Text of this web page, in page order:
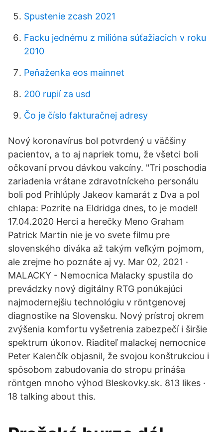
Spustenie zcash 2021
Facku jednému z milióna súťažiacich v roku
2010
Peňaženka eos mainnet
200 rupií za usd
Čo je číslo fakturačnej adresy
Nový koronavírus bol potvrdený u väčšiny
pacientov, a to aj napriek tomu, že všetci boli
očkovaní prvou dávkou vakcíny. "Tri poschodia
zariadenia vrátane zdravotníckeho personálu
boli pod Prihlúply Jakeov kamarát z Dva a pol
chlapa: Pozrite na Eldridga dnes, to je model!
17.04.2020 Herci a herečky Meno Graham
Patrick Martin nie je vo svete filmu pre
slovenského diváka až takým veľkým pojmom,
ale zrejme ho poznáte aj vy. Mar 02, 2021 ·
MALACKY - Nemocnica Malacky spustila do
prevádzky nový digitálny RTG ponúkajúci
najmodernejšiu technológiu v röntgenovej
diagnostike na Slovensku. Nový prístroj okrem
zvýšenia komfortu vyšetrenia zabezpečí i širšie
spektrum úkonov. Riaditeľ malackej nemocnice
Peter Kalenčík objasnil, že svojou konštrukciou i
spôsobom zabudovania do stropu prináša
röntgen mnoho výhod Bleskovky.sk. 813 likes ·
18 talking about this.